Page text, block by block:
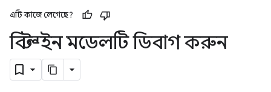
এটি কাজে লেগেছে?
বিল্ট-ইন মডেলটি ডিবাগ করুন